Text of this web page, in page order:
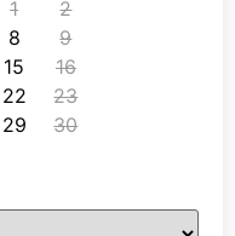
1
2
8
9
15
16
22
23
29
30